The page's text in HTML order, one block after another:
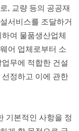
, 교량 등의 공공재
서비스를 조달하거
여 물품생산업체
어 업체로부터 소
무에 적합한 건설
정하고 이에 관한
기본적인 사항을 정